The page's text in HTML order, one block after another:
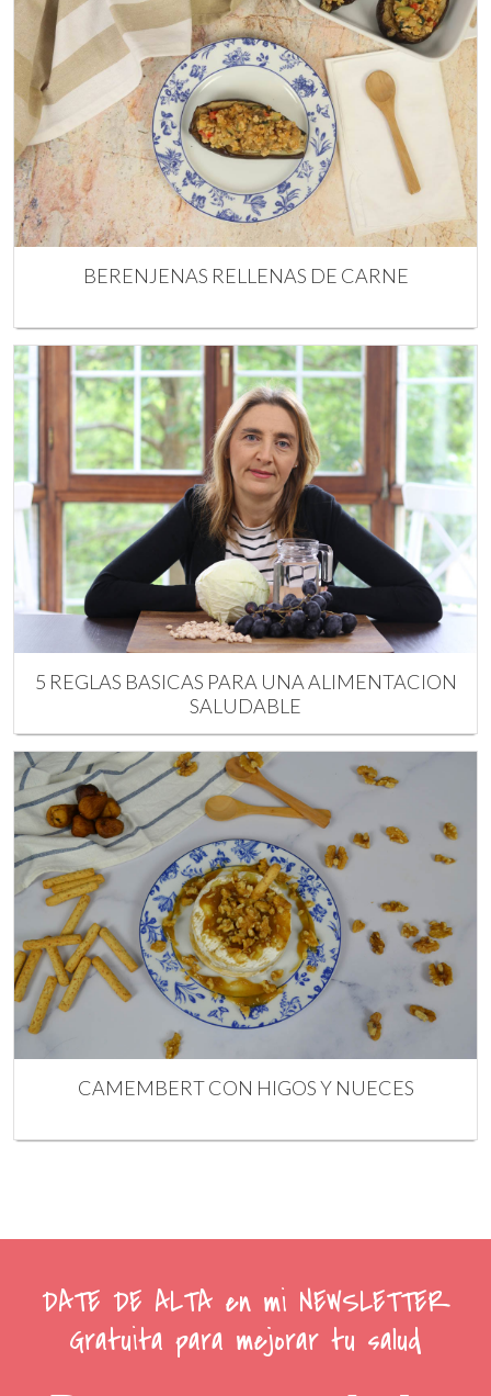
BERENJENAS RELLENAS DE CARNE
5 REGLAS BASICAS PARA UNA ALIMENTACION
SALUDABLE
CAMEMBERT CON HIGOS Y NUECES
DATE DE ALTA en mi NEWSLETTER
Gratuita para mejorar tu salud